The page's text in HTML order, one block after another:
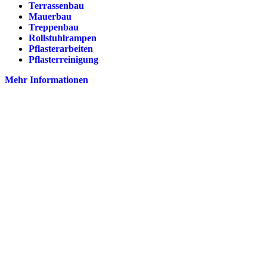
Terrassenbau
Mauerbau
Treppenbau
Rollstuhlrampen
Pflasterarbeiten
Pflasterreinigung
Mehr Informationen